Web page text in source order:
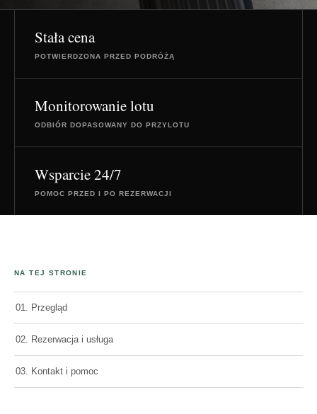
Stała cena
POTWIERDZONA PRZED PODRÓŻĄ
Monitorowanie lotu
ODBIÓR DOPASOWANY DO PRZYLOTU
Wsparcie 24/7
POMOC PRZED I PO REZERWACJI
NA TEJ STRONIE
01. Przegląd
02. Rezerwacja i usługa
03. Kontakt i pomoc